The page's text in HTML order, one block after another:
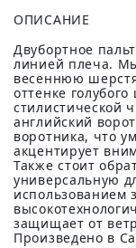
ОПИСАНИЕ
Двубортное
линией плеча.
весеннюю
оттенке
стилистической
английский
воротника, что
акцентирует
Также стоит
универсальную
использованием
защищает от
Произведено в